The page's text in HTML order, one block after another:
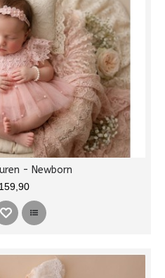
- Newborn